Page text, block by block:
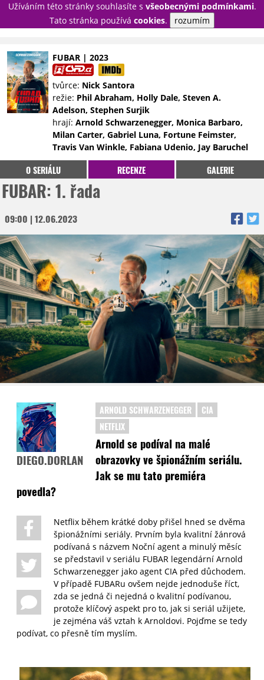
Užíváním této stránky souhlasíte s všeobecnými podmínkami.
Tato stránka používá cookies. rozumím
PŘIHLÁSIT
NOVINKY
TÉMATA
RECENZE
EPIZODY
KULT
TRAILERY
GALERIE
DISKUZE
STATISTIKY
FUBAR | 2023
tvůrce: Nick Santora
režie: Phil Abraham, Holly Dale, Steven A.
Adelson, Stephen Surjik
hrají: Arnold Schwarzenegger, Monica Barbaro,
Milan Carter, Gabriel Luna, Fortune Feimster,
Travis Van Winkle, Fabiana Udenio, Jay Baruchel
O SERIÁLU RECENZE GALERIE
FUBAR: 1. řada
09:00 | 12.06.2023
DIEGO.DORLAN
ARNOLD SCHWARZENEGGER
CIA
NETFLIX
Arnold se podíval na malé
obrazovky ve špionážním seriálu.
Jak se mu tato premiéra
povedla?
Netflix během krátké doby přišel hned se dvěma
špionážními seriály. Prvním byla kvalitní žánrová
podívaná s názvem Noční agent a minulý měsíc
se představil v seriálu FUBAR legendární Arnold
Schwarzenegger jako agent CIA před důchodem.
V případě FUBARu ovšem nejde jednoduše říct,
zda se jedná či nejedná o kvalitní podívanou,
protože klíčový aspekt pro to, jak si seriál užijete,
je zejména váš vztah k Arnoldovi. Pojďme se tedy
podívat, co přesně tím myslím.